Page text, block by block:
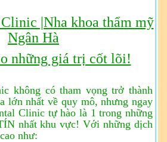
|Nha khoa thẩm mỹ
Ngân Hà
những giá trị cốt lõi!
không có tham vọng trở thành
lớn nhất về quy mô, nhưng ngay
Clinic tự hào là 1 trong những
nhất khu vực! Với những dịch
như: